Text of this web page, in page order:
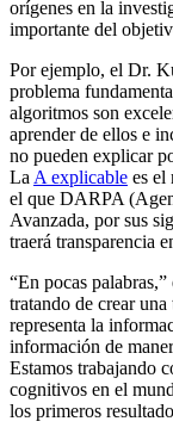
orígenes en la
importante del
Por ejemplo, el Dr.
problema
algoritmos son
aprender de ellos e
no pueden explicar
La A explicable es el
el que DARPA
Avanzada, por sus
traerá transparencia
“En pocas
tratando de crear
representa la
información de
Estamos trabajando
cognitivos en el
los primeros